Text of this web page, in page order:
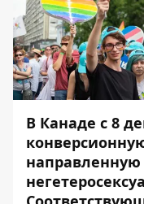
В Канаде с 8